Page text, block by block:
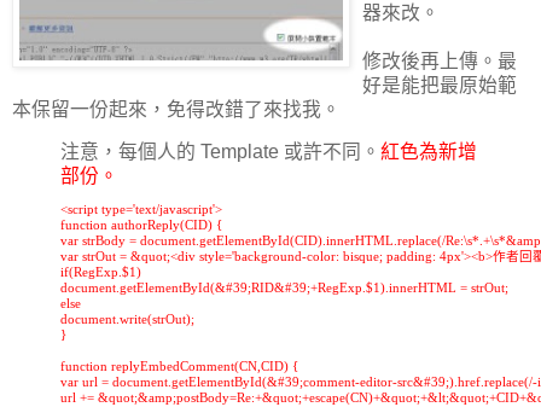
器來改。
修改後再上傳。最
好是能把最原始範
本保留一份起來，免得改錯了來找我。
注意，每個人的 Template 或許不同。 紅色為新增
部份。
<script type='text/javascript'>
function authorReply(CID) {
var strBody = document.getElementById(CID).innerHTML.replace(/
var strOut = &quot;<div style='background-color: bisque; padding: 4px'><b>作者
if(RegExp.$1)
document.getElementById(&#39;RID&#39;+RegExp.$1).innerHTML = strOut;
else
document.write(strOut);
}
function replyEmbedComment(CN,CID) {
var url = document.getElementById(&#39;comment-editor-src&#39;).href.replace(/-
url +=